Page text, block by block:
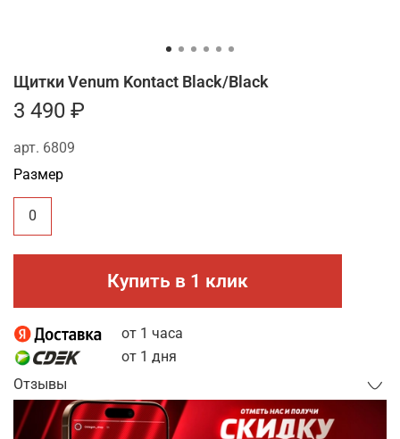
арт. 6809
Щитки Venum Kontact Black/Black
3 490 ₽
Купить в 1 клик
от 1 часа
от 1 дня
Размер
0
Отзывы